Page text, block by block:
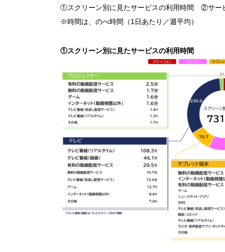
①スクリーン別に見たサービスの利用時間 ②サー
※時間は、のべ時間（1日あたり／週平均）
①スクリーン別に見たサービスの利用時間